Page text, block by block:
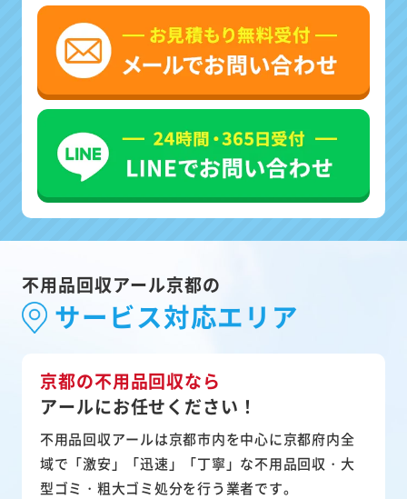
不用品回収アール京都の
サービス対応エリア
京都の不用品回収なら
アールにお任せください！
不用品回収アールは京都市内を中心に京都府内全
域で「激安」「迅速」「丁寧」な不用品回収・大
型ゴミ・粗大ゴミ処分を行う業者です。